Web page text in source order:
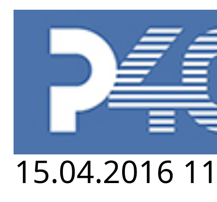
Главная»
2008 год.
15.04.2016